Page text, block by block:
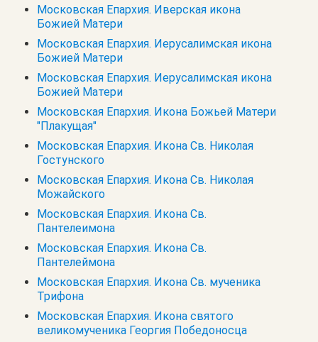
Московская Епархия. Иверская икона
Божией Матери
Московская Епархия. Иерусалимская икона
Божией Матери
Московская Епархия. Иерусалимская икона
Божией Матери
Московская Епархия. Икона Божьей Матери
"Плакущая"
Московская Епархия. Икона Св. Николая
Гостунского
Московская Епархия. Икона Св. Николая
Можайского
Московская Епархия. Икона Св.
Пантелеимона
Московская Епархия. Икона Св.
Пантелеймона
Московская Епархия. Икона Св. мученика
Трифона
Московская Епархия. Икона святого
великомученика Георгия Победоносца